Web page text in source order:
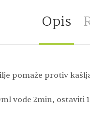
Opis
pomaže protiv
vode 2min, ostaviti